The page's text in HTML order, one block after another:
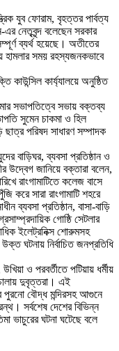
যুব ফোরাম, বৃহত্তর পার্বত্য
এর নেতৃবৃন্দ বলেছেন সরকার
ব্যর্থ হয়েছে। অতীতের
হামলার সময় রহস্যজনকভাবে
কাউন্সিল কার্য্যালয়ে অনুষ্ঠিত
সভাপতিত্বে সভায় বক্তব্য
সুমেন চাকমা ও হিল
ছাত্র পরিষদ সাধারণ সম্পাদক
বাড়িঘর, ব্যবসা প্রতিষ্ঠান ও
উদ্বেগ জানিয়ে বক্তারা বলেন,
রাংগামাটিতে কলেজ বাসে
করে সারা রাংগামাটি শহরে
ব্যবসা প্রতিষ্ঠান, বাসা-বাড়ি
গোষ্ঠি সেটলার
ইলেট্রনিক্স শোরুমসহ
ঘটনায় নির্বাচিত জনপ্রতিধি
ও পরবর্তীতে পটিয়ায় ধর্মীয়
দুবৃত্তরা। এই
পুরনো বৌদ্ধ মন্দিরসহ আগুনে
সর্বশেষ দেশের বিভিন্ন
ভাচুরের ঘটনা ঘটেছে বলে